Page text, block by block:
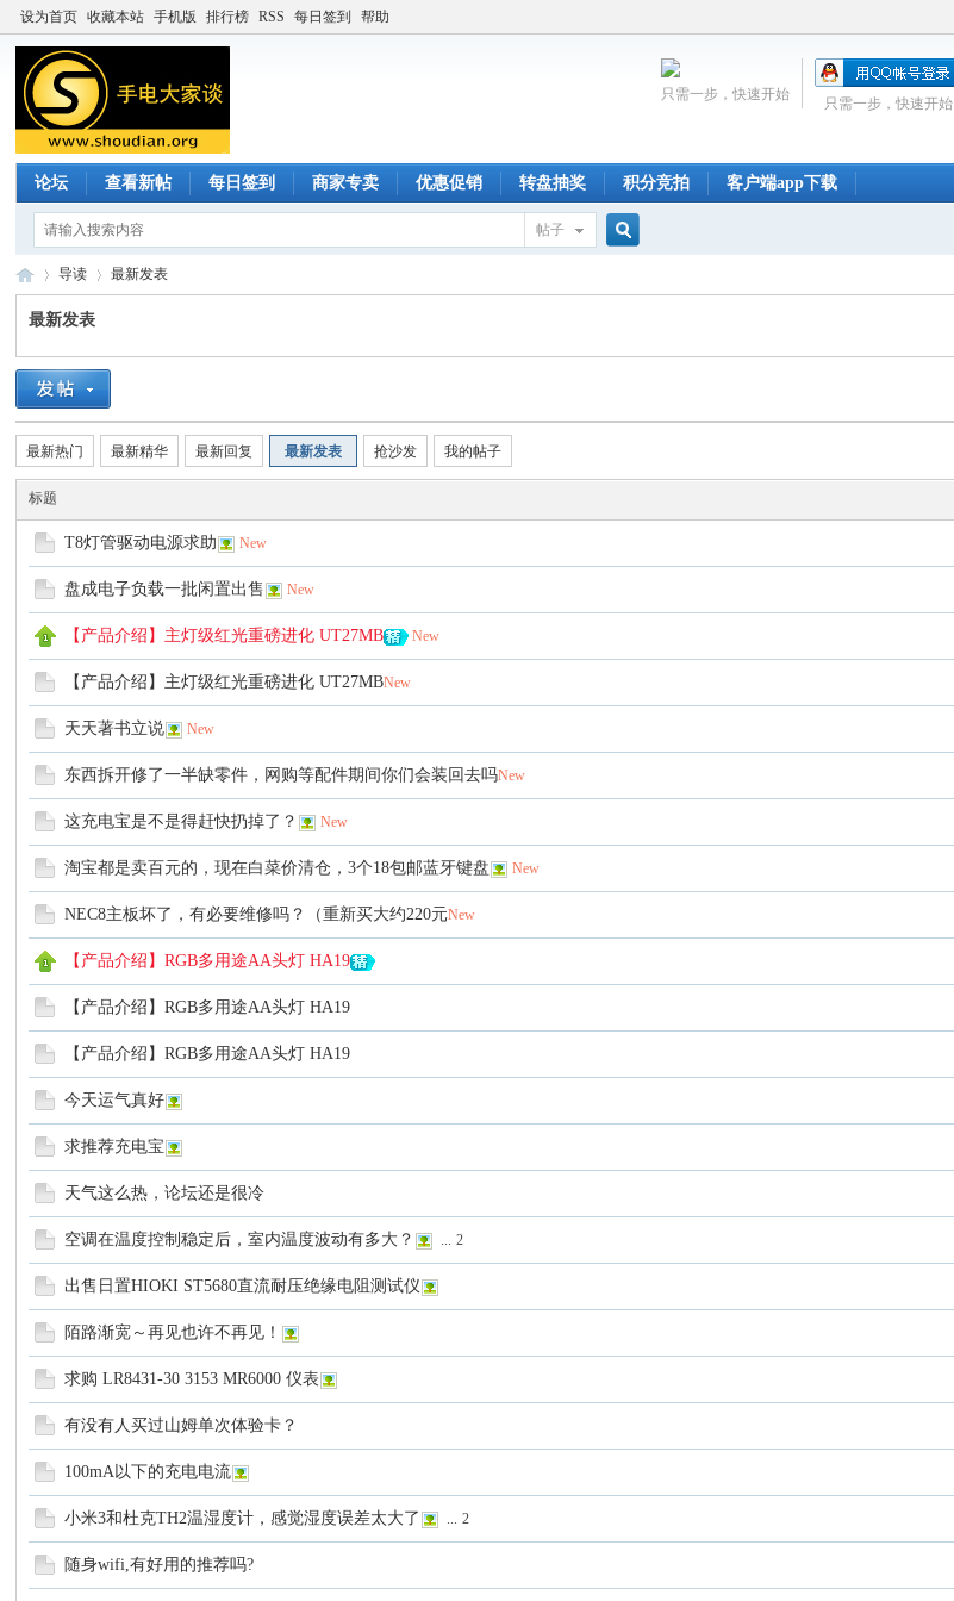
设为首页 收藏本站 手机版 排行榜 RSS 每日签到 帮助
只需一步，快速开始
只需一步，快速开始
论坛 查看新帖 每日签到 商家专卖 优惠促销 转盘抽奖 积分竞拍 客户端app下载
帖子
手
电
»
导读
›
最新发表
最新发表
最新热门 最新精华 最新回复 最新发表 抢沙发 我的帖子
标题
T8灯管驱动电源求助 New
盘成电子负载一批闲置出售 New
【产品介绍】主灯级红光重磅进化 UT27MB New
【产品介绍】主灯级红光重磅进化 UT27MBNew
天天著书立说 New
东西拆开修了一半缺零件，网购等配件期间你们会装回去吗New
这充电宝是不是得赶快扔掉了？ New
淘宝都是卖百元的，现在白菜价清仓，3个18包邮蓝牙键盘 New
NEC8主板坏了，有必要维修吗？（重新买大约220元New
【产品介绍】RGB多用途AA头灯 HA19
【产品介绍】RGB多用途AA头灯 HA19
【产品介绍】RGB多用途AA头灯 HA19
今天运气真好
求推荐充电宝
天气这么热，论坛还是很冷
空调在温度控制稳定后，室内温度波动有多大？ ... 2
出售日置HIOKI ST5680直流耐压绝缘电阻测试仪
陌路渐宽～再见也许不再见！
求购 LR8431-30 3153 MR6000 仪表
有没有人买过山姆单次体验卡？
100mA以下的充电电流
小米3和杜克TH2温湿度计，感觉湿度误差太大了 ... 2
随身wifi,有好用的推荐吗?